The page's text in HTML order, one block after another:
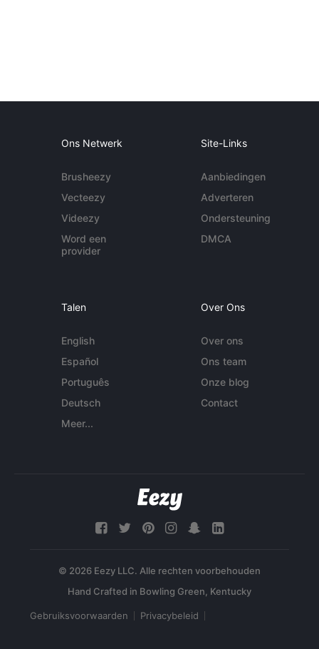
Ons Netwerk
Brusheezy
Vecteezy
Videezy
Word een
provider
Site-Links
Aanbiedingen
Adverteren
Ondersteuning
DMCA
Talen
English
Español
Português
Deutsch
Meer...
Over Ons
Over ons
Ons team
Onze blog
Contact
© 2026 Eezy LLC. Alle rechten voorbehouden
Gebruiksvoorwaarden Privacybeleid